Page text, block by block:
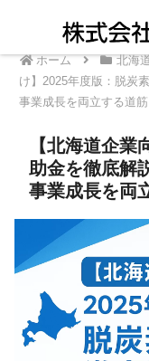
ホーム 北海
け】2025年度版：脱炭
事業成長を両立する道筋
【北海道企
助金を徹底解
事業成長を両